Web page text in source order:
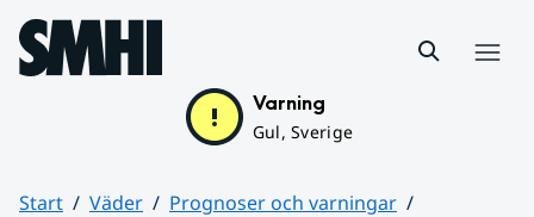
Hoppa till sidans innehåll
Varning
Gul, Sverige
Start Väder
Prognoser och varningar